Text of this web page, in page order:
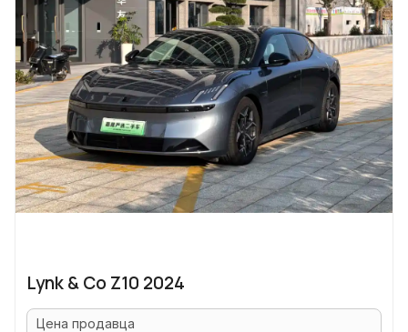
Lynk & Co Z10 2024
Цена продавца